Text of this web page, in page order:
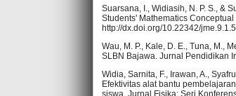
Suarsana, I., Widiasih, N. P. S., &
Students' Mathematics
http://dx.doi.org/10.22342/
Wau, M. P., Kale, D. E., Tuna, M.,
SLBN Bajawa. Jurnal Pendidikan
Widia, Sarnita, F., Irawan, A.,
Efektivitas alat bantu
siswa. Jurnal Fisika: Seri